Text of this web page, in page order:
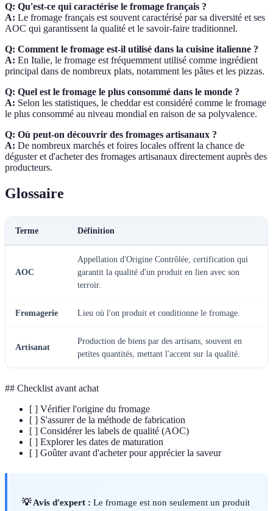
Q: Qu'est-ce qui caractérise le fromage français ?
A: Le fromage français est souvent caractérisé par sa diversité et ses
AOC qui garantissent la qualité et le savoir-faire traditionnel.
Q: Comment le fromage est-il utilisé dans la cuisine italienne ?
A: En Italie, le fromage est fréquemment utilisé comme ingrédient
principal dans de nombreux plats, notamment les pâtes et les pizzas.
Q: Quel est le fromage le plus consommé dans le monde ?
A: Selon les statistiques, le cheddar est considéré comme le fromage
le plus consommé au niveau mondial en raison de sa polyvalence.
Q: Où peut-on découvrir des fromages artisanaux ?
A: De nombreux marchés et foires locales offrent la chance de
déguster et d'acheter des fromages artisanaux directement auprès des
producteurs.
Glossaire
Terme Définition
AOC
Appellation d'Origine Contrôlée, certification qui
garantit la qualité d'un produit en lien avec son
terroir.
Fromagerie Lieu où l'on produit et conditionne le fromage.
Artisanat
Production de biens par des artisans, souvent en
petites quantités, mettant l'accent sur la qualité.
## Checklist avant achat
[ ] Vérifier l'origine du fromage
[ ] S'assurer de la méthode de fabrication
[ ] Considérer les labels de qualité (AOC)
[ ] Explorer les dates de maturation
[ ] Goûter avant d'acheter pour apprécier la saveur
💡 Avis d'expert : Le fromage est non seulement un produit